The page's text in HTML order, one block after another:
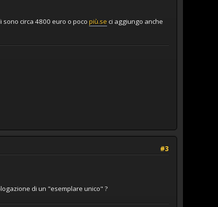
sono circa 4800 euro o poco più.seci aggiungo anche
#3
di un "esemplare unico" ?